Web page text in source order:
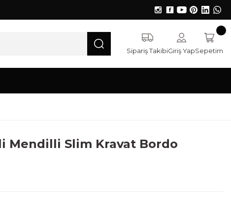
Sipariş TakibiGiriş YapSepetim
Mendilli Slim Kravat Bordo